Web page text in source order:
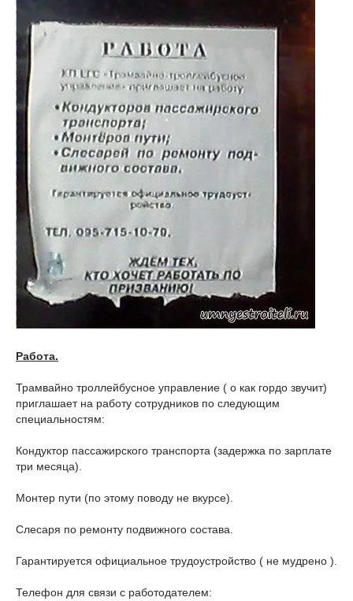
Работа.
Трамвайно троллейбусное управление ( о как гордо звучит)
приглашает на работу сотрудников по следующим
специальностям:
Кондуктор пассажирского транспорта (задержка по зарплате
три месяца).
Монтер пути (по этому поводу не вкурсе).
Слесаря по ремонту подвижного состава.
Гарантируется официальное трудоустройство ( не мудрено ).
Телефон для связи с работодателем: